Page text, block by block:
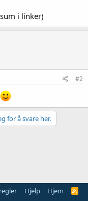
i linker)
#2
for å svare her.
Hjelp Hjem
R